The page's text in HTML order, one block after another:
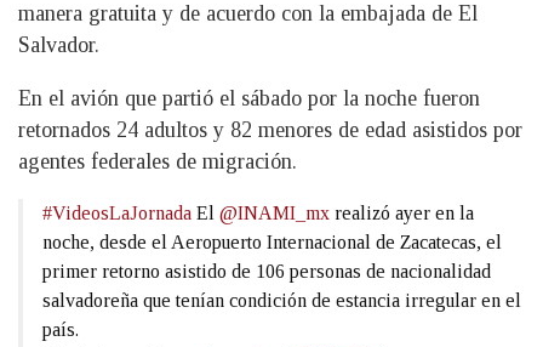
manera gratuita y de acuerdo con la embajada de El
Salvador.
En el avión que partió el sábado por la noche fueron
retornados 24 adultos y 82 menores de edad asistidos por
agentes federales de migración.
#VideosLaJornada El @INAMI_mx realizó ayer en la
noche, desde el Aeropuerto Internacional de Zacatecas, el
primer retorno asistido de 106 personas de nacionalidad
salvadoreña que tenían condición de estancia irregular en el
país.